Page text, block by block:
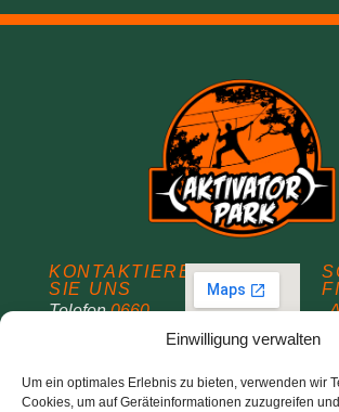
Einwilligung verwalten
Um ein optimales Erlebnis zu bieten, verwenden wir
Cookies, um auf Geräteinformationen zuzugreifen
KONTAKTIEREN
SIE UNS
Telefon0660 –
070 – 211 03